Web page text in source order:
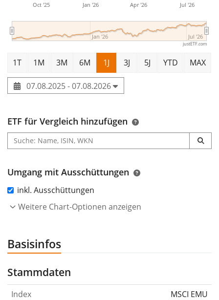
Oct '25 Jan '26 Apr '26 Jul '26
Jan '26 Jul '26
justETF.com
1T 1M 3M 6M 1J 3J 5J YTD MAX
07.08.2025 - 07.08.2026
ETF für Vergleich hinzufügen
Umgang mit Ausschüttungen
inkl. Ausschüttungen
Weitere Chart-Optionen anzeigen
Basisinfos
Stammdaten
Index
MSCI EMU